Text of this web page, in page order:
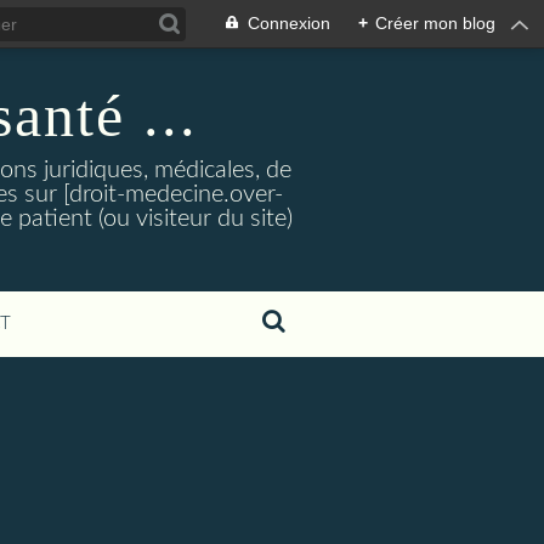
Connexion + Créer mon blog
...
juridiques, médicales, de
sur [droit-medecine.over-
patient (ou visiteur du site)